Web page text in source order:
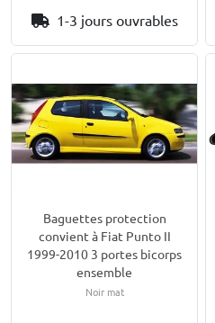
1-3 jours ouvrables
Baguettes protection
convient à Fiat Punto II
1999-2010 3 portes bicorps
ensemble
Noir mat